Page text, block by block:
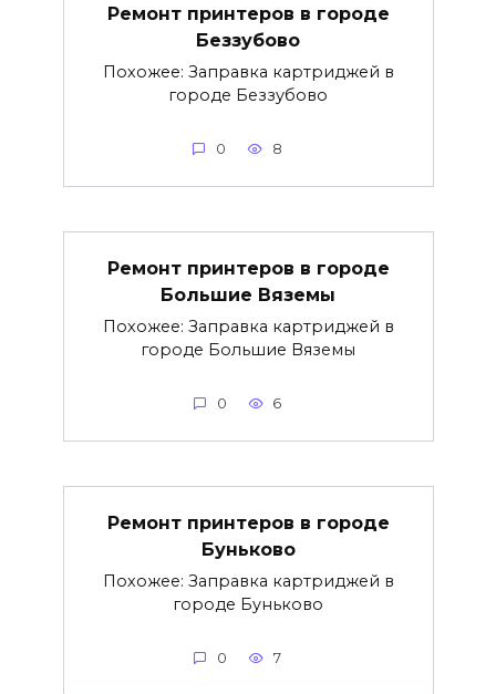
Ремонт принтеров в городе
Беззубово
Похожее: Заправка картриджей в
городе Беззубово
0 8
Ремонт принтеров в городе
Большие Вяземы
Похожее: Заправка картриджей в
городе Большие Вяземы
0 6
Ремонт принтеров в городе
Буньково
Похожее: Заправка картриджей в
городе Буньково
0 7